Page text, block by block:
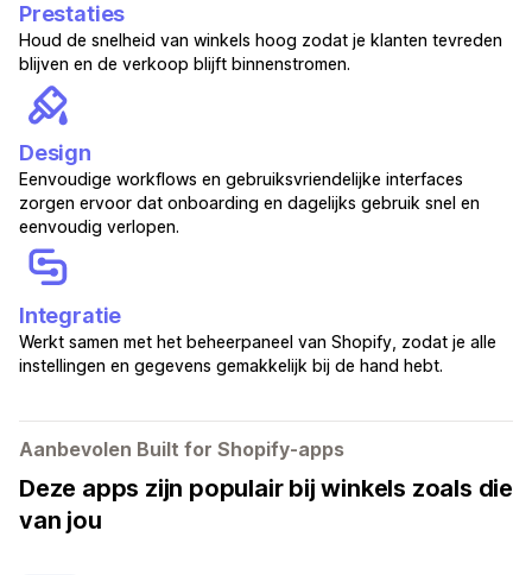
Prestaties
Houd de snelheid van winkels hoog zodat je klanten tevreden
blijven en de verkoop blijft binnenstromen.
Design
Eenvoudige workflows en gebruiksvriendelijke interfaces
zorgen ervoor dat onboarding en dagelijks gebruik snel en
eenvoudig verlopen.
Integratie
Werkt samen met het beheerpaneel van Shopify, zodat je alle
instellingen en gegevens gemakkelijk bij de hand hebt.
Aanbevolen Built for Shopify-apps
Deze apps zijn populair bij winkels zoals die
van jou